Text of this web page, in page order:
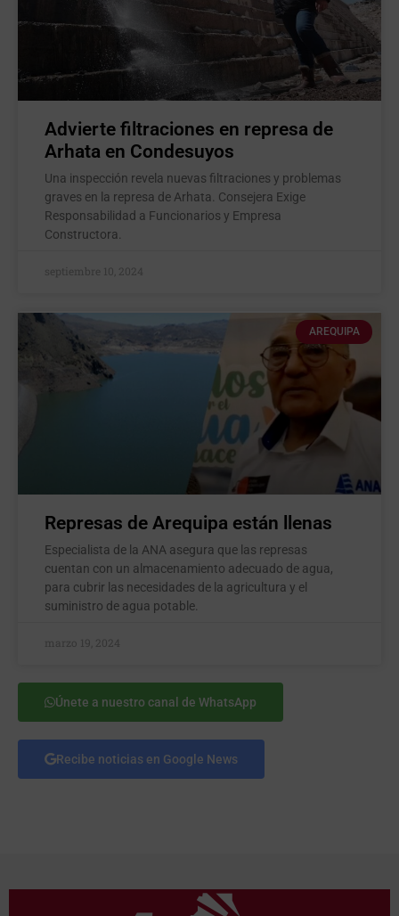
Advierte filtraciones en represa de
Arhata en Condesuyos
Una inspección revela nuevas filtraciones y problemas
graves en la represa de Arhata. Consejera Exige
Responsabilidad a Funcionarios y Empresa
Constructora.
septiembre 10, 2024
AREQUIPA
Represas de Arequipa están llenas
Especialista de la ANA asegura que las represas
cuentan con un almacenamiento adecuado de agua,
para cubrir las necesidades de la agricultura y el
suministro de agua potable.
marzo 19, 2024
Únete a nuestro canal de WhatsApp
Recibe noticias en Google News